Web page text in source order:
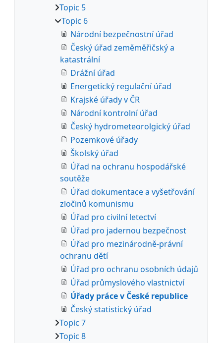
Topic 5
Topic 6
Národní bezpečnostní úřad
Český úřad zeměměřičský a
katastrální
Drážní úřad
Energetický regulační úřad
Krajské úřady v ČR
Národní kontrolní úřad
Český hydrometeorolgický úřad
Pozemkové úřady
Školský úřad
Úřad na ochranu hospodářské
soutěže
Úřad dokumentace a vyšetřování
zločinů komunismu
Úřad pro civilní letectví
Úřad pro jadernou bezpečnost
Úřad pro mezinárodně-právní
ochranu dětí
Úřad pro ochranu osobních údajů
Úřad průmyslového vlastnictví
Úřady práce v České republice
Český statistický úřad
Topic 7
Topic 8